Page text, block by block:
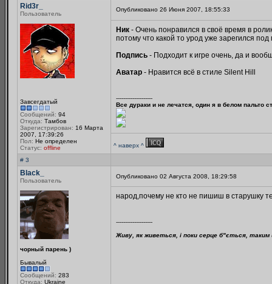
Rid3r_
Пользователь
Завсегдатый
Сообщений: 94
Откуда: Тамбов
Зарегистрирован: 16 Марта
2007, 17:39:26
Пол: Не определен
Статус: offline
Опубликовано 26 Июня 2007, 18:55:33
Ник- Очень понравился в своё время в
потому что какой то урод уже зарегился
Подпись- Подходит к игре очень, да и
Аватар- Нравится всё в стиле Silent Hill
--------------------
Все дураки и не лечатся, один я в белом пальто
^ наверх ^
# 3
Black_
Пользователь
чорный парень )
Бывалый
Сообщений: 283
Откуда: Ukraine
Опубликовано 02 Августа 2008, 18:29:58
народ,почему не кто не пишиш в старушку
--------------------
Живу, як живеться, і поки серце б"ється, таким